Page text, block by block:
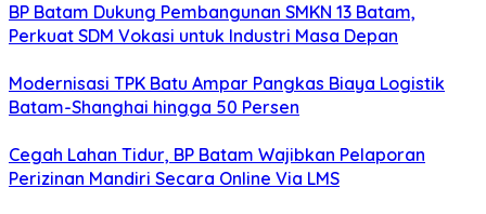
BP Batam Dukung Pembangunan SMKN 13 Batam,
Perkuat SDM Vokasi untuk Industri Masa Depan
Modernisasi TPK Batu Ampar Pangkas Biaya Logistik
Batam-Shanghai hingga 50 Persen
Cegah Lahan Tidur, BP Batam Wajibkan Pelaporan
Perizinan Mandiri Secara Online Via LMS